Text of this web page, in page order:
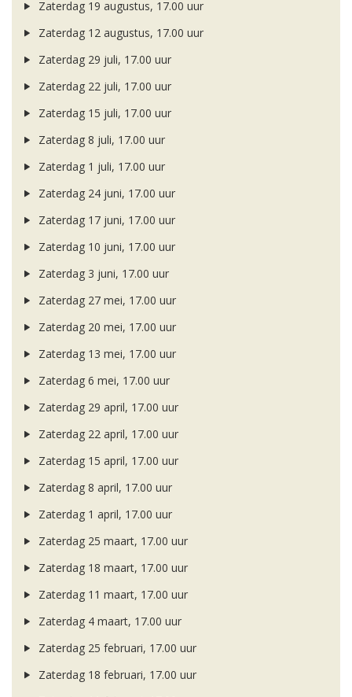
Zaterdag 19 augustus, 17.00 uur
Zaterdag 12 augustus, 17.00 uur
Zaterdag 29 juli, 17.00 uur
Zaterdag 22 juli, 17.00 uur
Zaterdag 15 juli, 17.00 uur
Zaterdag 8 juli, 17.00 uur
Zaterdag 1 juli, 17.00 uur
Zaterdag 24 juni, 17.00 uur
Zaterdag 17 juni, 17.00 uur
Zaterdag 10 juni, 17.00 uur
Zaterdag 3 juni, 17.00 uur
Zaterdag 27 mei, 17.00 uur
Zaterdag 20 mei, 17.00 uur
Zaterdag 13 mei, 17.00 uur
Zaterdag 6 mei, 17.00 uur
Zaterdag 29 april, 17.00 uur
Zaterdag 22 april, 17.00 uur
Zaterdag 15 april, 17.00 uur
Zaterdag 8 april, 17.00 uur
Zaterdag 1 april, 17.00 uur
Zaterdag 25 maart, 17.00 uur
Zaterdag 18 maart, 17.00 uur
Zaterdag 11 maart, 17.00 uur
Zaterdag 4 maart, 17.00 uur
Zaterdag 25 februari, 17.00 uur
Zaterdag 18 februari, 17.00 uur